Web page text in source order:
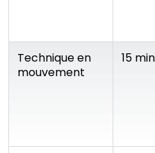
Technique en
mouvement
15 min